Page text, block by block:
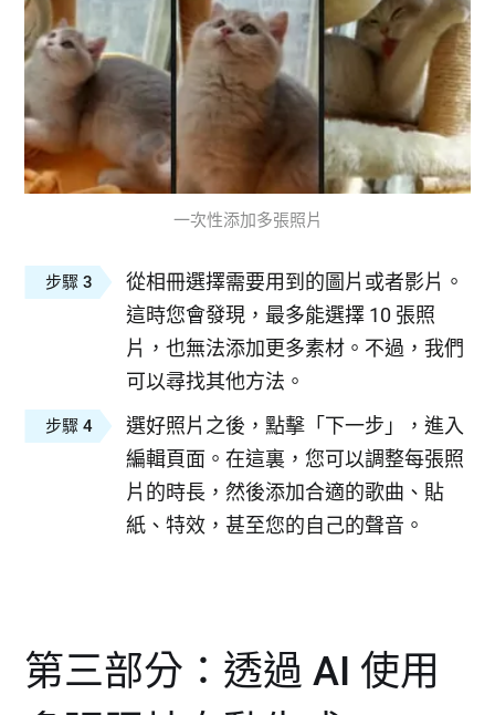
一次性添加多張照片
步驟 3
從相冊選擇需要用到的圖片或者影片。
這時您會發現，最多能選擇 10 張照
片，也無法添加更多素材。不過，我們
可以尋找其他方法。
步驟 4
選好照片之後，點擊「下一步」，進入
編輯頁面。在這裏，您可以調整每張照
片的時長，然後添加合適的歌曲、貼
紙、特效，甚至您的自己的聲音。
第三部分：透過 AI 使用